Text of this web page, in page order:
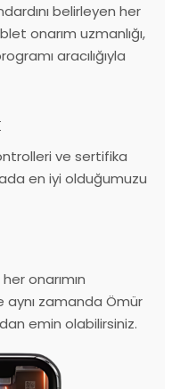
belirleyen her
onarım uzmanlığı,
aracılığıyla
ve sertifika
en iyi olduğumuzu
onarımın
zamanda Ömür
emin olabilirsiniz.